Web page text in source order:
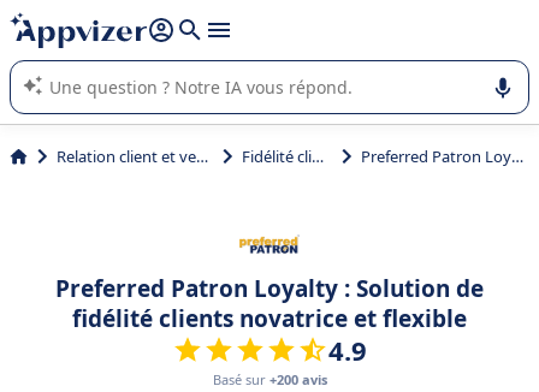
répondre (plusieurs lignes avec
L'IA de Appvizer vous guide dans l'utilisation ou la sélection de
logiciel SaaS en entreprise.
Relation client et vente Fidélité client Preferred Patron Loyalty
Preferred Patron Loyalty : Solution de
fidélité clients novatrice et flexible
4.9
Basé sur +200 avis